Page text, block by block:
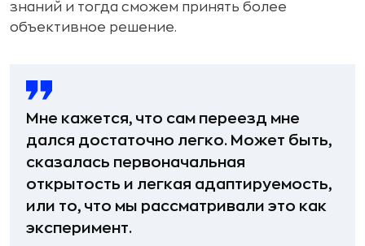
знаний и тогда сможем принять более
объективное решение.
Мне кажется, что сам переезд мне
дался достаточно легко. Может быть,
сказалась первоначальная
открытость и легкая адаптируемость,
или то, что мы рассматривали это как
эксперимент.